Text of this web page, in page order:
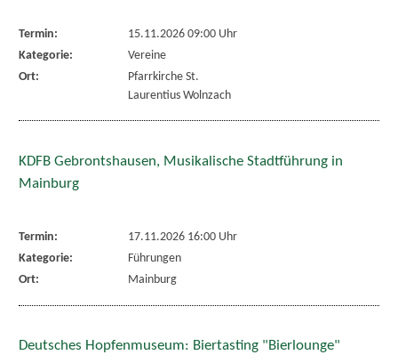
Termin:
15.11.2026 09:00 Uhr
Kategorie:
Vereine
Ort:
Pfarrkirche St.
Laurentius Wolnzach
KDFB Gebrontshausen, Musikalische Stadtführung in
Mainburg
Termin:
17.11.2026 16:00 Uhr
Kategorie:
Führungen
Ort:
Mainburg
Deutsches Hopfenmuseum: Biertasting "Bierlounge"